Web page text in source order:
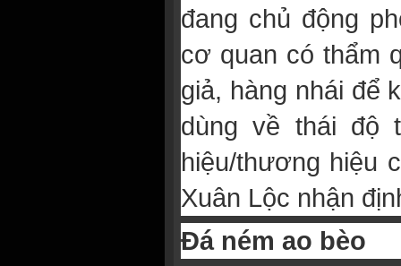
đang chủ động
cơ quan có thẩm
giả, hàng nhái để
dùng về thái độ
hiệu/thương hiệu
Xuân Lộc nhận
Đá ném ao bèo